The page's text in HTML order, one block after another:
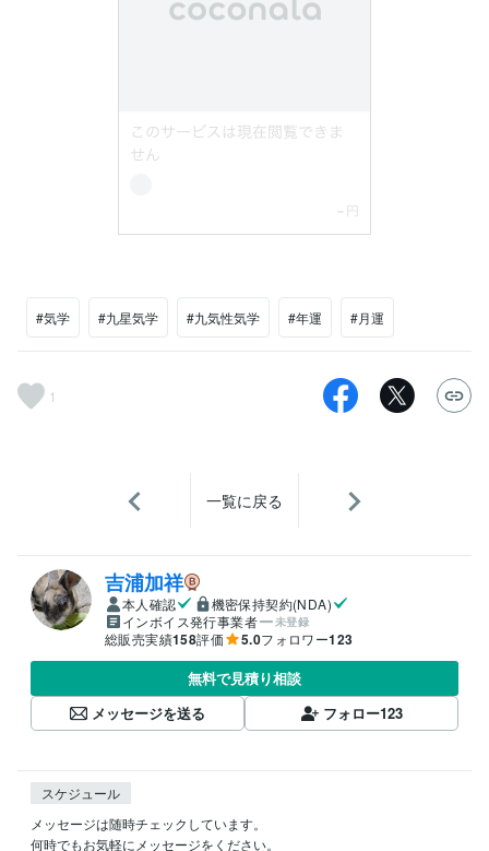
#気学 #九星気学 #九気性気学 #年運 #月運
1
一覧に戻る
吉浦加祥
本人確認
機密保持契約(NDA)
インボイス発行事業者
未登録
総販売実績158評価 5.0フォロワー123
無料で見積り相談
メッセージを送る
フォロー123
スケジュール
メッセージは随時チェックしています。
何時でもお気軽にメッセージをください。